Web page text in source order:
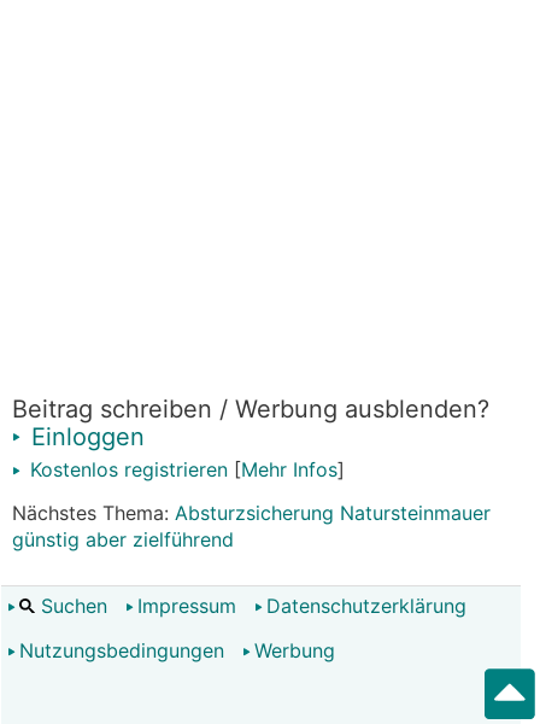
Beitrag schreiben / Werbung ausblenden?
Einloggen
Kostenlos registrieren [Mehr Infos]
Nächstes Thema: Absturzsicherung Natursteinmauer
günstig aber zielführend
Suchen Impressum
Datenschutzerklärung
Nutzungsbedingungen
Werbung